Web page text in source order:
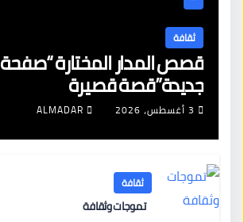
ثقافة
قصص المدار المختارة “صفحة
جديدة”قصة قصيرة
3 أغسطس، 2026 ALMADAR
ثقافة
تموجات وثقافة